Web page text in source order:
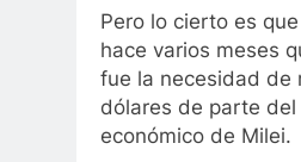
Pero lo cierto es
hace varios meses
fue la necesidad de
dólares de parte del
económico de Milei.